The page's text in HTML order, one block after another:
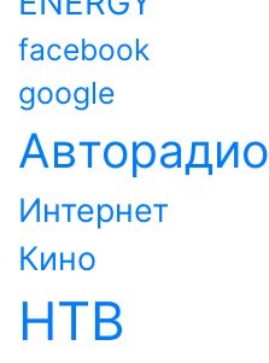
facebook
google
Авторадио
Интернет
Кино
НТВ